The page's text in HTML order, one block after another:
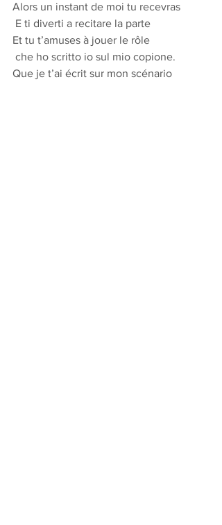
Alors un instant de moi tu recevras
E ti diverti a recitare la parte
Et tu t’amuses à jouer le rôle
che ho scritto io sul mio copione.
Que je t’ai écrit sur mon scénario